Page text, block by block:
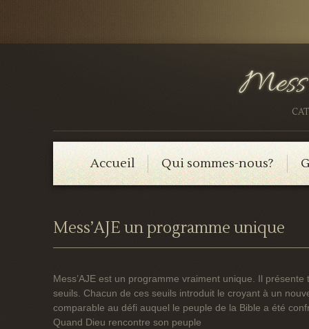
Accueil Qui sommes-nous?
Mess’AJE un programme unique
Mess’AJE est un programme vraiment unique. Il
seuils. Chacun de ces seuils introduit le croyant à un
comparable au défi auquel le peuple de la Bible a été
Quand Dieu rencontre son peuple